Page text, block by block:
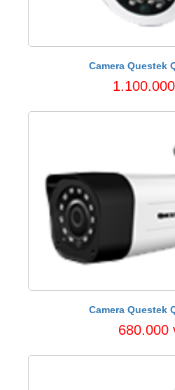
Camera Questek
Camera Questek
680.000